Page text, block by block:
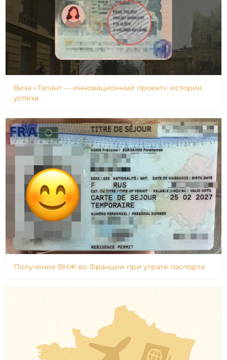
Виза «Талант — инновационный проект»: история
успеха
Получение ВНЖ во Франции при утрате паспорта